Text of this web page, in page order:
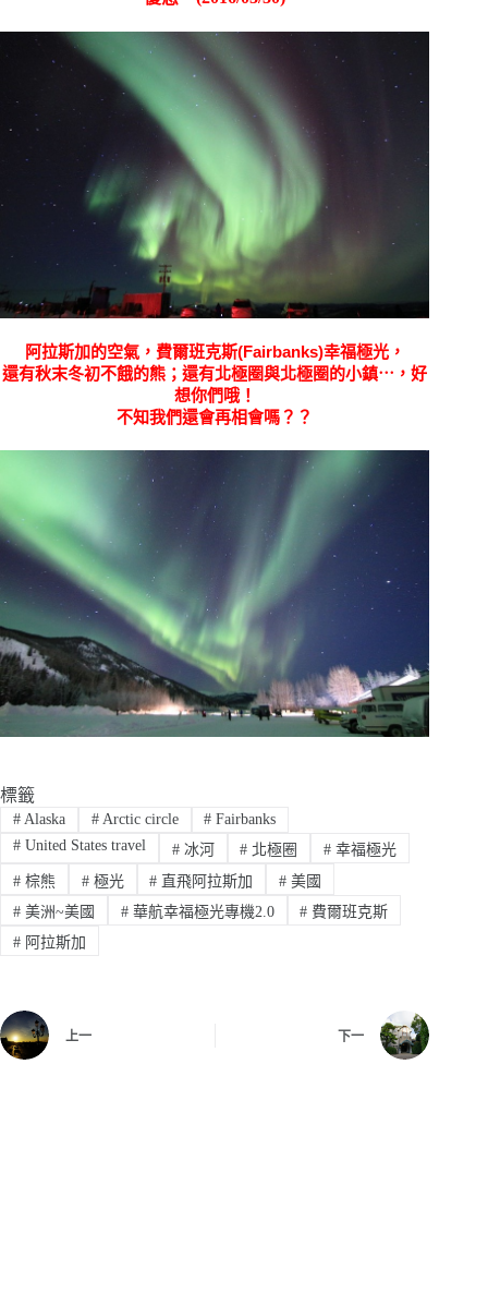
阿拉斯加的空氣， 費爾班克斯(Fairbanks)幸福極光，
還有秋末冬初不餓的熊；還有北極圈與北極圈的小鎮⋯，好
想你們哦！
不知我們還會再相會嗎？？
標籤
#Alaska #Arctic circle # Fairbanks
#United States travel #冰河 # 北極圈 # 幸福極光
#棕熊 #極光 # 直飛阿拉斯加 # 美國
#美洲~美國 #華航幸福極光專機2.0 # 費爾班克斯
#阿拉斯加
上一 下一